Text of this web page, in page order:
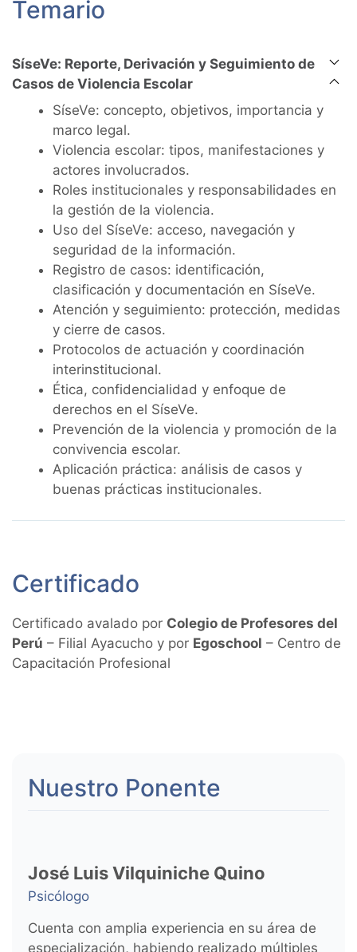
Temario
SíseVe: Reporte, Derivación y Seguimiento de
Casos de Violencia Escolar
SíseVe: concepto, objetivos, importancia y
marco legal.
Violencia escolar: tipos, manifestaciones y
actores involucrados.
Roles institucionales y responsabilidades en
la gestión de la violencia.
Uso del SíseVe: acceso, navegación y
seguridad de la información.
Registro de casos: identificación,
clasificación y documentación en SíseVe.
Atención y seguimiento: protección, medidas
y cierre de casos.
Protocolos de actuación y coordinación
interinstitucional.
Ética, confidencialidad y enfoque de
derechos en el SíseVe.
Prevención de la violencia y promoción de la
convivencia escolar.
Aplicación práctica: análisis de casos y
buenas prácticas institucionales.
Certificado
Certificado avalado por Colegio de Profesores del
Perú – Filial Ayacucho y por Egoschool – Centro de
Capacitación Profesional
Nuestro Ponente
José Luis Vilquiniche Quino
Psicólogo
Cuenta con amplia experiencia en su área de
especialización, habiendo realizado múltiples